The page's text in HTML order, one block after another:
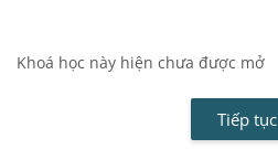
Khoá học này hiện chưa được mở
Tiếp tục